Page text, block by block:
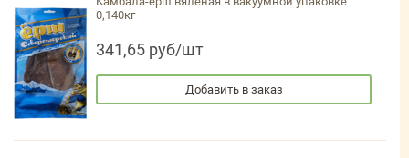
0,140кг
341,65 руб/шт
Добавить в заказ